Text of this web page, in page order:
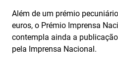
Além de um prémio
euros, o Prémio Imprensa
contempla ainda a
pela Imprensa Nacional.